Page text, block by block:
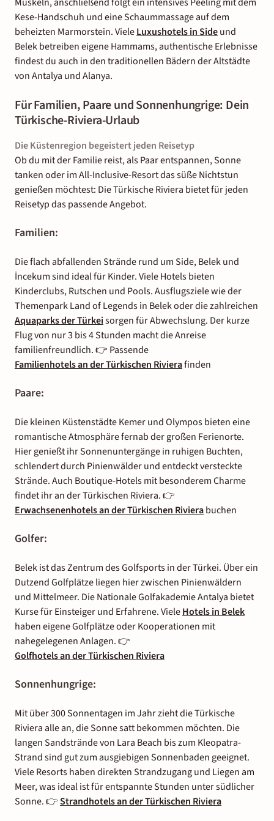
Kese-Handschuh und eine Schaummassage auf dem
beheizten Marmorstein. VieleLuxushotels in Sideund
Belek betreiben eigene Hammams, authentische Erlebnisse
findest du auch in den traditionellen Bädern der Altstädte
von Antalya und Alanya.
Für Familien, Paare und Sonnenhungrige: Dein
Türkische-Riviera-Urlaub
Die Küstenregion begeistert jeden Reisetyp
Ob du mit der Familie reist, als Paar entspannen, Sonne
tanken oder im All-Inclusive-Resort das süße Nichtstun
genießen möchtest: Die Türkische Riviera bietet für jeden
Reisetyp das passende Angebot.
Familien:
Die flach abfallenden Strände rund um Side, Belek und
İncekum sind ideal für Kinder. Viele Hotels bieten
Kinderclubs, Rutschen und Pools. Ausflugsziele wie der
Themenpark Land of Legends in Belek oder die zahlreichen
Aquaparks der Türkeisorgen für Abwechslung. Der kurze
Flug von nur 3 bis 4 Stunden macht die Anreise
familienfreundlich. 👉 Passende
Familienhotels an der Türkischen Rivierafinden
Paare:
Die kleinen Küstenstädte Kemer und Olympos bieten eine
romantische Atmosphäre fernab der großen Ferienorte.
Hier genießt ihr Sonnenuntergänge in ruhigen Buchten,
schlendert durch Pinienwälder und entdeckt versteckte
Strände. Auch Boutique-Hotels mit besonderem Charme
findet ihr an der Türkischen Riviera. 👉
Erwachsenenhotels an der Türkischen Rivierabuchen
Golfer:
Belek ist das Zentrum des Golfsports in der Türkei. Über ein
Dutzend Golfplätze liegen hier zwischen Pinienwäldern
und Mittelmeer. Die Nationale Golfakademie Antalya bietet
Kurse für Einsteiger und Erfahrene. VieleHotels in Belek
haben eigene Golfplätze oder Kooperationen mit
nahegelegenen Anlagen. 👉
Golfhotels an der Türkischen Riviera
Sonnenhungrige:
Mit über 300 Sonnentagen im Jahr zieht die Türkische
Riviera alle an, die Sonne satt bekommen möchten. Die
langen Sandstrände von Lara Beach bis zum Kleopatra-
Strand sind gut zum ausgiebigen Sonnenbaden geeignet.
Viele Resorts haben direkten Strandzugang und Liegen am
Meer, was ideal ist für entspannte Stunden unter südlicher
Sonne. 👉Strandhotels an der Türkischen Riviera